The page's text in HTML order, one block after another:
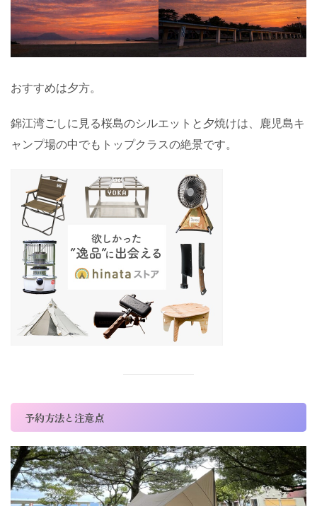
おすすめは夕方。
錦江湾ごしに見る桜島のシルエットと夕焼けは、鹿児島キ
ャンプ場の中でもトップクラスの絶景です。
予約方法と注意点